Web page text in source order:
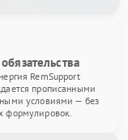
RemSupport
прописанными
условиями — без
формулировок.